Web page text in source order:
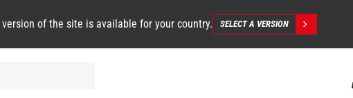
version of the site is available for your country. SELECT A VERSION